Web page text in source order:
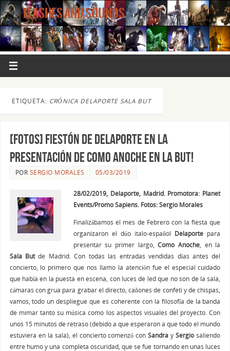
FLASHES AND SOUNDS
MÚSICA PARA LOS OJOS.
ETIQUETA: CRÓNICA DELAPORTE SALA BUT
[FOTOS] Fiestón de Delaporte en la
presentación de Como Anoche en la But!
POR SERGIO MORALES 05/03/2019
28/02/2019, Delaporte, Madrid. Promotora: Planet
Events/Promo Sapiens. Fotos: Sergio Morales
Finalizábamos el mes de Febrero con la fiesta que
organizaron el dúo italo-español Delaporte para
presentar su primer largo,Como Anoche , en la
Sala Butde Madrid. Con todas las entradas vendidas días antes del
concierto, lo primero que nos llamo la atención fue el especial cuidado
que había en la puesta en escena, con luces de led que no son de la sala,
cámaras con grua para grabar el directo, cañones de confeti y de chispas,
vamos, todo un despliegue que es coherente con la filosofía de la banda
de mimar tanto su música como los aspectos visuales del proyecto. Con
unos 15 minutos de retraso (debido a que esperaron a que todo el mundo
estuviera en la sala), el concierto comenzó conSandra ySergio saliendo
entre humo y una completa oscuridad, que se fue tornando en unas luces